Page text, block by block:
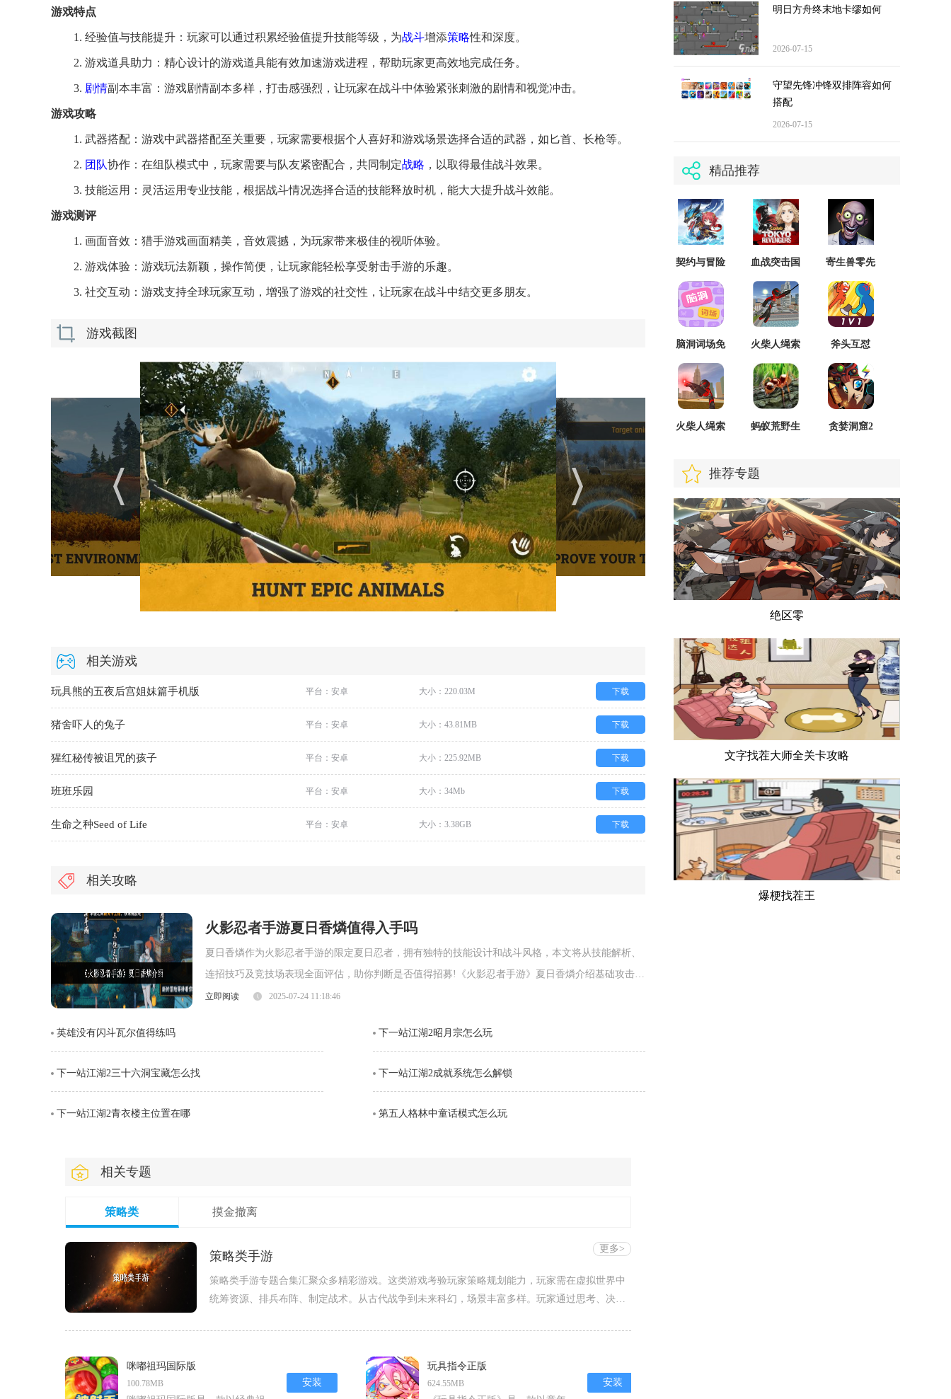
游戏特点
1. 经验值与技能提升：玩家可以通过积累经验值提升技能等级，为战斗增添策略性和深度。
2. 游戏道具助力：精心设计的游戏道具能有效加速游戏进程，帮助玩家更高效地完成任务。
3. 剧情副本丰富：游戏剧情副本多样，打击感强烈，让玩家在战斗中体验紧张刺激的剧情和视觉冲击。
游戏攻略
1. 武器搭配：游戏中武器搭配至关重要，玩家需要根据个人喜好和游戏场景选择合适的武器，如匕首、长枪等。
2. 团队协作：在组队模式中，玩家需要与队友紧密配合，共同制定战略 ，以取得最佳战斗效果。
3. 技能运用：灵活运用专业技能，根据战斗情况选择合适的技能释放时机，能大大提升战斗效能。
游戏测评
1. 画面音效：猎手游戏画面精美，音效震撼，为玩家带来极佳的视听体验。
2. 游戏体验：游戏玩法新颖，操作简便，让玩家能轻松享受射击手游的乐趣。
3. 社交互动：游戏支持全球玩家互动，增强了游戏的社交性，让玩家在战斗中结交更多朋友。
游戏截图
相关游戏
玩具熊的五夜后宫姐妹篇手机版 平台：安卓 大小：220.03M 下载
猪舍吓人的兔子 平台：安卓 大小：43.81MB 下载
猩红秘传被诅咒的孩子 平台：安卓 大小：225.92MB 下载
班班乐园 平台：安卓 大小：34Mb 下载
生命之种Seed of Life 平台：安卓 大小：3.38GB 下载
相关攻略
火影忍者手游夏日香燐值得入手吗
夏日香燐作为火影忍者手游的限定夏日忍者，拥有独特的技能设计和战斗风格，本文将从技能解析、
连招技巧及竞技场表现全面评估，助你判断是否值得招募!《火影忍者手游》夏日香燐介绍基础攻击方
面，夏日香燐的普攻为五段连击。前两段以锁链的上撩与横扫为主，具备良好的起手能力，第三段下
视觉表现与实际命中效果。需要注意的是，最后一段
立即阅读 2025-07-24 11:18:46
英雄没有闪斗瓦尔值得练吗 下一站江湖2昭月宗怎么玩
下一站江湖2三十六洞宝藏怎么找 下一站江湖2成就系统怎么解锁
下一站江湖2青衣楼主位置在哪 第五人格林中童话模式怎么玩
相关专题
策略类 摸金撤离
更多>
策略类手游
策略类手游专题合集汇聚众多精彩游戏。这类游戏考验玩家策略规划能力，玩家需在虚拟世界中
统筹资源、排兵布阵、制定战术。从古代战争到未来科幻，场景丰富多样。玩家通过思考、决策
咪嘟祖玛国际版
100.78MB 安装
玩具指令正版
624.55MB 安装
明日方舟终末地卡缪如何
2026-07-15
守望先锋冲锋双排阵容如何
搭配
2026-07-15
精品推荐
契约与冒险
简版
血战突击国
寄生兽零先
脑洞词场免
火柴人绳索
斧头互怼
火柴人绳索
蚂蚁荒野生
贪婪洞窟2
推荐专题
绝区零
文字找茬大师全关卡攻略
爆梗找茬王